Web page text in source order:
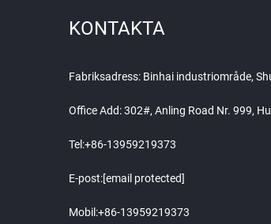
KONTAKTA
Fabriksadress: Binhai industriområde,
Office Add: 302#, Anling Road Nr. 999,
Tel:+86-13959219373
E-post:[email protected]
Mobil:+86-13959219373